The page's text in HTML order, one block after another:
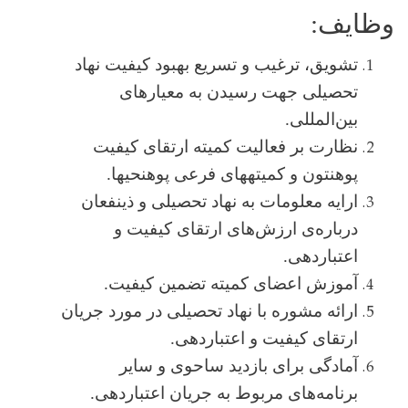
وظایف:
تشویق، ترغیب و تسریع بهبود کیفیت نهاد
تحصیلی جهت رسیدن به معیارهای
بین‌المللی.
نظارت بر فعالیت کمیته ارتقای کیفیت
پوهنتون و کمیته­های فرعی پوهنحی­ها.
ارایه معلومات به نهاد تحصیلی و ذینفعان
درباره‌ی ارزش‌های ارتقای کیفیت و
اعتباردهی.
آموزش اعضای کمیته تضمین کیفیت.
ارائه مشوره با نهاد تحصیلی در مورد جریان
ارتقای کیفیت و اعتباردهی.
آمادگی برای بازدید ساحوی و سایر
برنامه‌های مربوط به جریان اعتباردهی.